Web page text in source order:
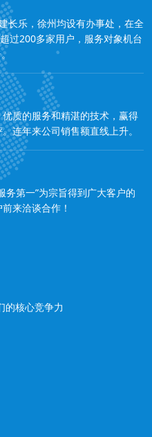
长乐，徐州均设有办事处，在全
过200多家用户，服务对象机台
质的服务和精湛的技术，赢得
连年来公司销售额直线上升。
务第一”为宗旨得到广大客户的
来洽谈合作！
的核心竞争力